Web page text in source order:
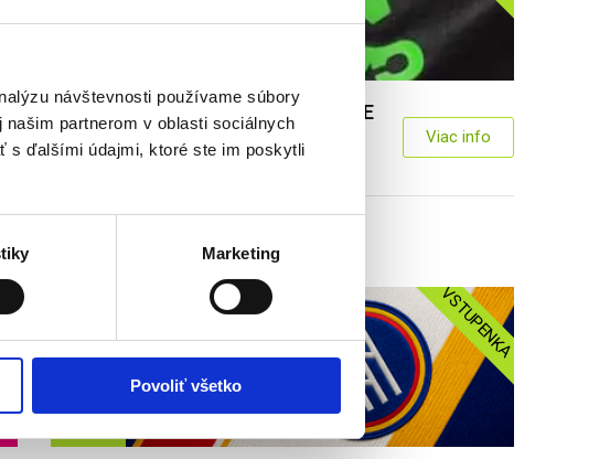
návštevnosti používame súbory
partnerom v oblasti sociálnych
s ďalšími údajmi, ktoré ste im poskytli
Marketing
Povoliť všetko
CERCLE BRUGGY - ST. TRUIDENSE
Vstupenka od
45 €
Viac info
VSTUPENKA